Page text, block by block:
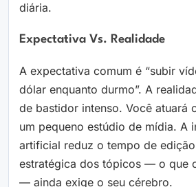
diária.
Expectativa Vs. Realidade
A expectativa comum é “subir
dólar enquanto durmo”. A
de bastidor intenso. Você atuará
um pequeno estúdio de mídia. A
artificial reduz o tempo de
estratégica dos tópicos — o que
— ainda exige o seu cérebro.